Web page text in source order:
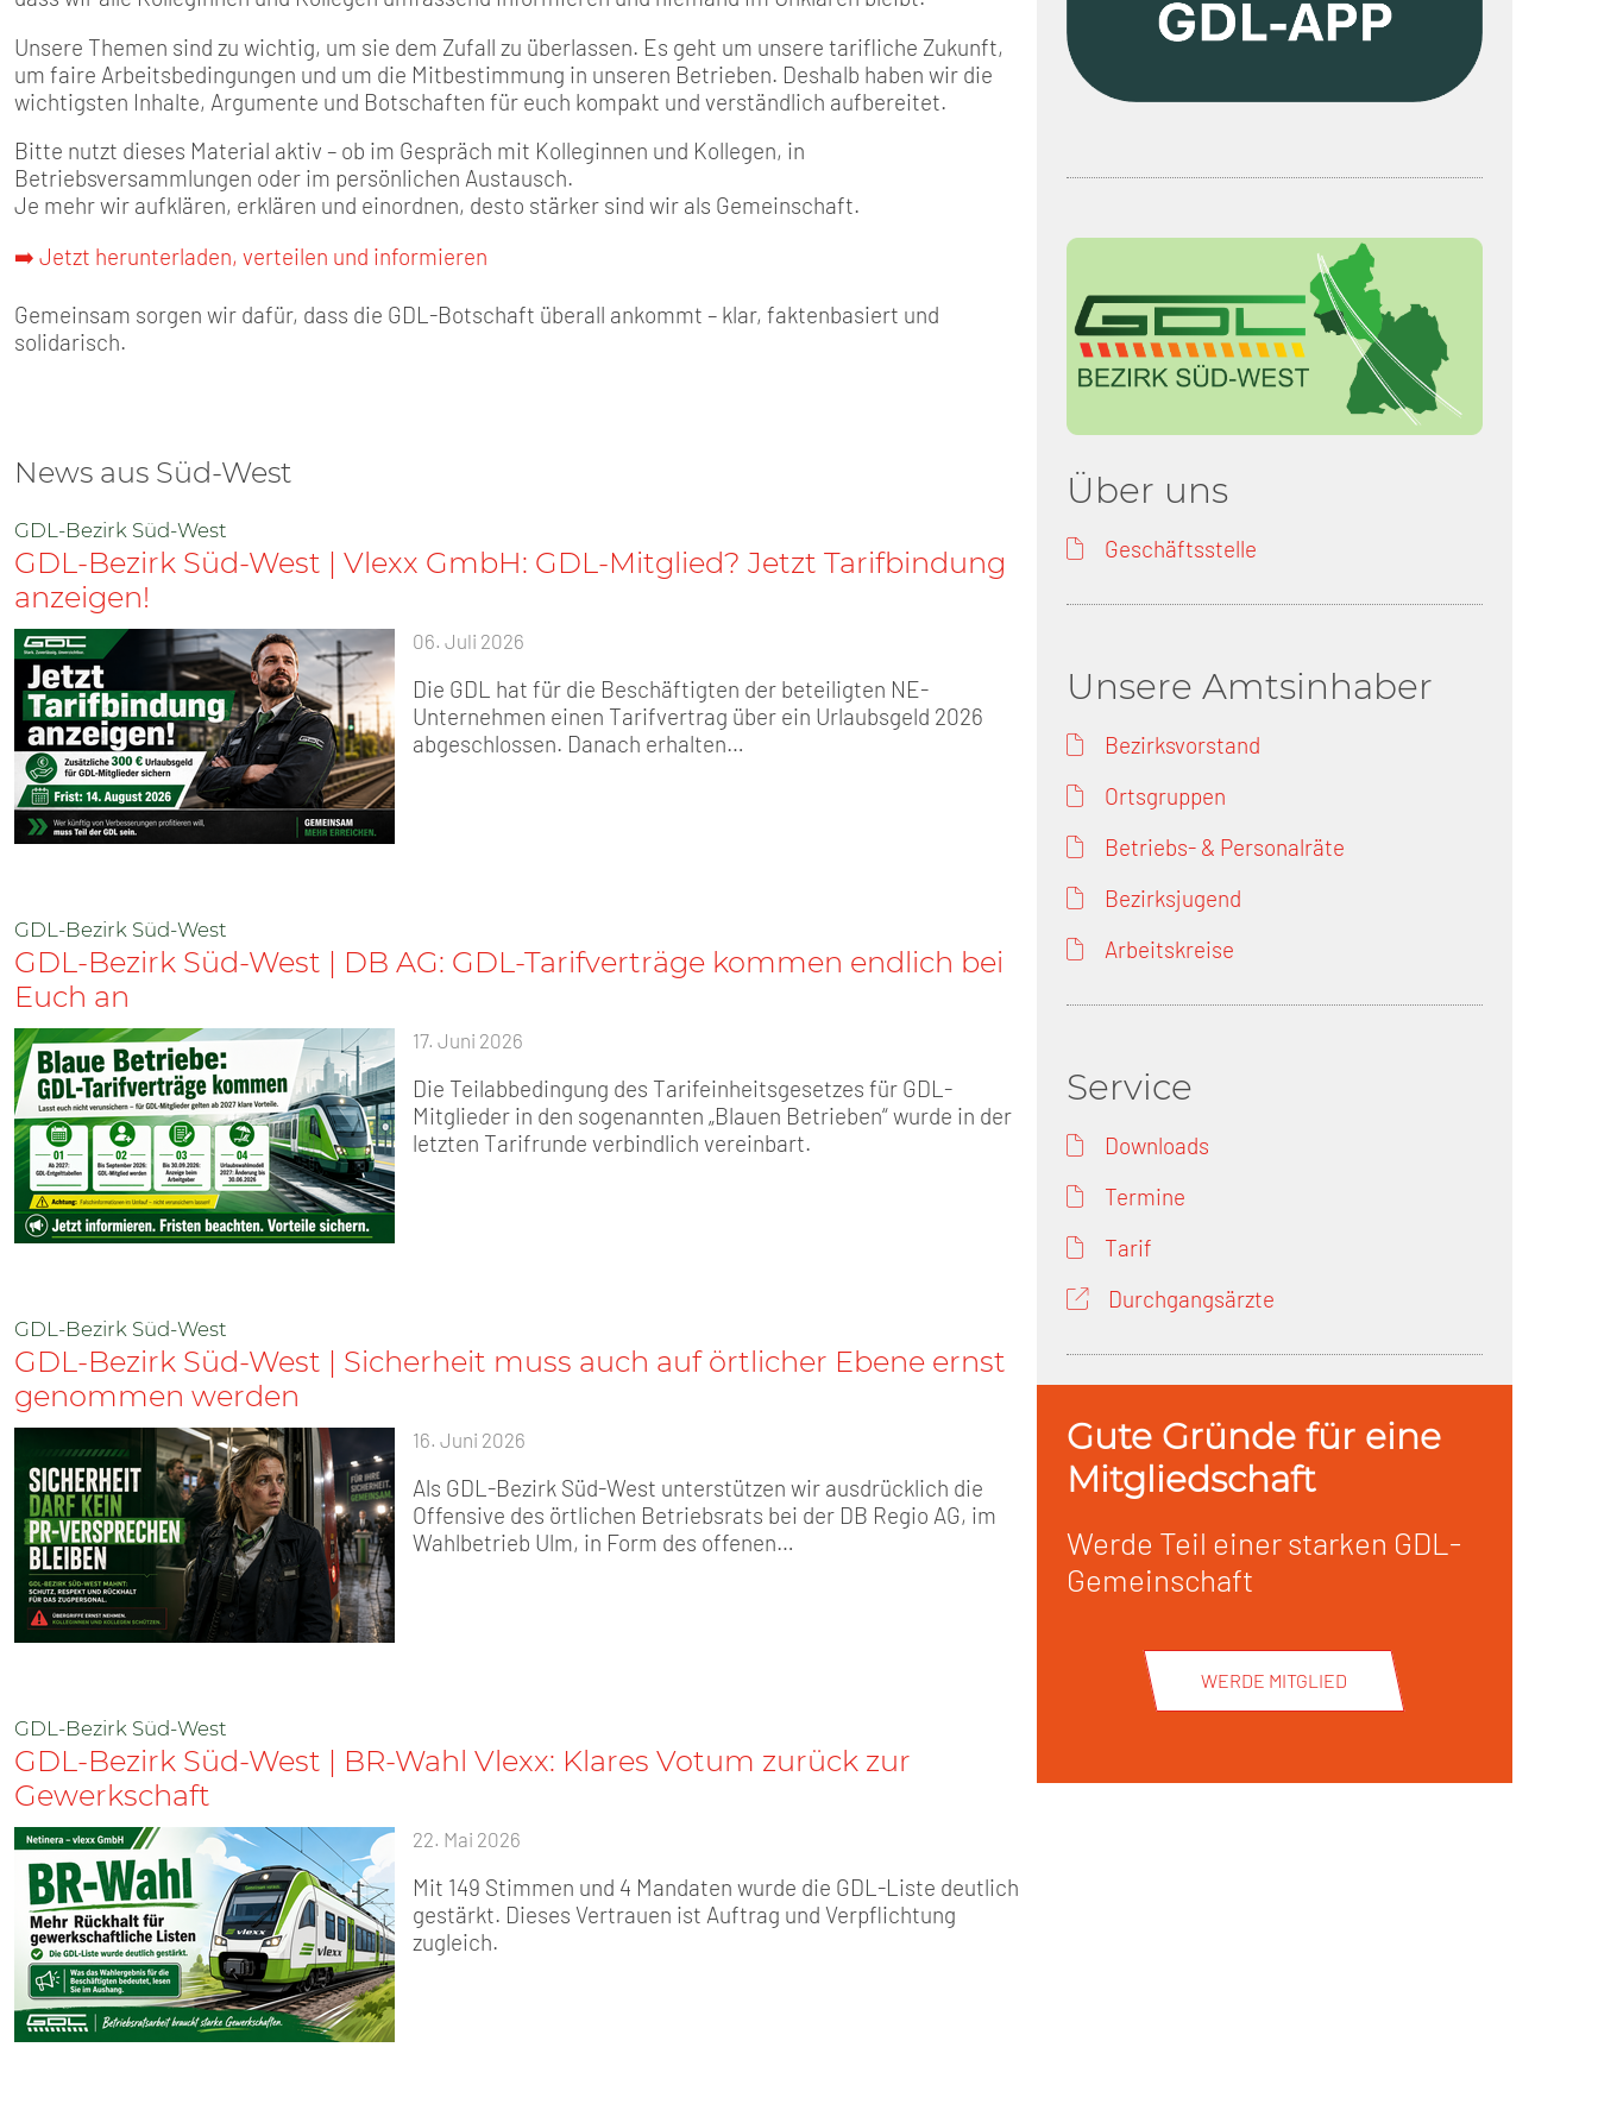
Unsere Themen sind zu wichtig, um sie dem Zufall zu überlassen. Es geht um unsere tarifliche Zukunft,
um faire Arbeitsbedingungen und um die Mitbestimmung in unseren Betrieben. Deshalb haben wir die
wichtigsten Inhalte, Argumente und Botschaften für euch kompakt und verständlich aufbereitet.
Bitte nutzt dieses Material aktiv – ob im Gespräch mit Kolleginnen und Kollegen, in
Betriebsversammlungen oder im persönlichen Austausch.
Je mehr wir aufklären, erklären und einordnen, desto stärker sind wir als Gemeinschaft.
➡️ Jetzt herunterladen, verteilen und informieren
Gemeinsam sorgen wir dafür, dass die GDL-Botschaft überall ankommt – klar, faktenbasiert und
solidarisch.
News aus Süd-West
GDL-Bezirk Süd-West
GDL-Bezirk Süd-West | Vlexx GmbH: GDL-Mitglied? Jetzt Tarifbindung
anzeigen!
06. Juli 2026
Die GDL hat für die Beschäftigten der beteiligten NE-
Unternehmen einen Tarifvertrag über ein Urlaubsgeld 2026
abgeschlossen. Danach erhalten…
GDL-Bezirk Süd-West
GDL-Bezirk Süd-West | DB AG: GDL-Tarifverträge kommen endlich bei
Euch an
17. Juni 2026
Die Teilabbedingung des Tarifeinheitsgesetzes für GDL-
Mitglieder in den sogenannten „Blauen Betrieben“ wurde in der
letzten Tarifrunde verbindlich vereinbart.
GDL-Bezirk Süd-West
GDL-Bezirk Süd-West | Sicherheit muss auch auf örtlicher Ebene ernst
genommen werden
16. Juni 2026
Als GDL-Bezirk Süd-West unterstützen wir ausdrücklich die
Offensive des örtlichen Betriebsrats bei der DB Regio AG, im
Wahlbetrieb Ulm, in Form des offenen…
GDL-Bezirk Süd-West
GDL-Bezirk Süd-West | BR-Wahl Vlexx: Klares Votum zurück zur
Gewerkschaft
22. Mai 2026
Mit 149 Stimmen und 4 Mandaten wurde die GDL-Liste deutlich
gestärkt. Dieses Vertrauen ist Auftrag und Verpflichtung
zugleich.
Über uns
Geschäftsstelle
Unsere Amtsinhaber
Bezirksvorstand
Ortsgruppen
Betriebs- & Personalräte
Bezirksjugend
Arbeitskreise
Service
Downloads
Termine
Tarif
Durchgangsärzte
Gute Gründe für eine
Mitgliedschaft
Werde Teil einer starken GDL-
Gemeinschaft
WERDE MITGLIED